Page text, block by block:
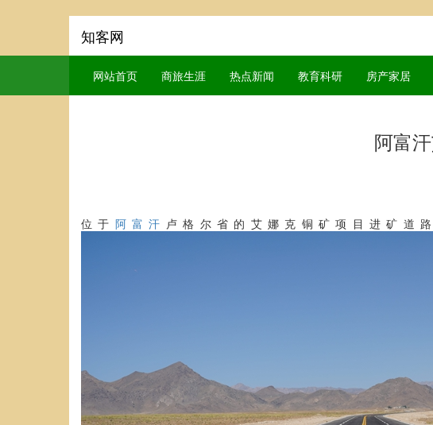
知客网
网站首页 商旅生涯 热点新闻 教育科研 房产家居
阿富
位于 阿富汗 卢格尔省的艾娜克铜矿项目进矿道